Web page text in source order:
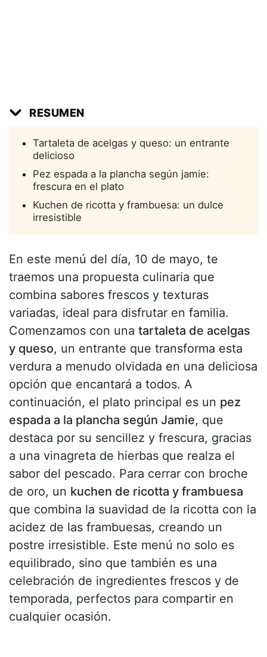
RESUMEN
Tartaleta de acelgas y queso: un entrante
delicioso
Pez espada a la plancha según jamie:
frescura en el plato
Kuchen de ricotta y frambuesa: un dulce
irresistible
En este menú del día, 10 de mayo, te
traemos una propuesta culinaria que
combina sabores frescos y texturas
variadas, ideal para disfrutar en familia.
Comenzamos con una tartaleta de acelgas
y queso, un entrante que transforma esta
verdura a menudo olvidada en una deliciosa
opción que encantará a todos. A
continuación, el plato principal es un pez
espada a la plancha según Jamie, que
destaca por su sencillez y frescura, gracias
a una vinagreta de hierbas que realza el
sabor del pescado. Para cerrar con broche
de oro, un kuchen de ricotta y frambuesa
que combina la suavidad de la ricotta con la
acidez de las frambuesas, creando un
postre irresistible. Este menú no solo es
equilibrado, sino que también es una
celebración de ingredientes frescos y de
temporada, perfectos para compartir en
cualquier ocasión.